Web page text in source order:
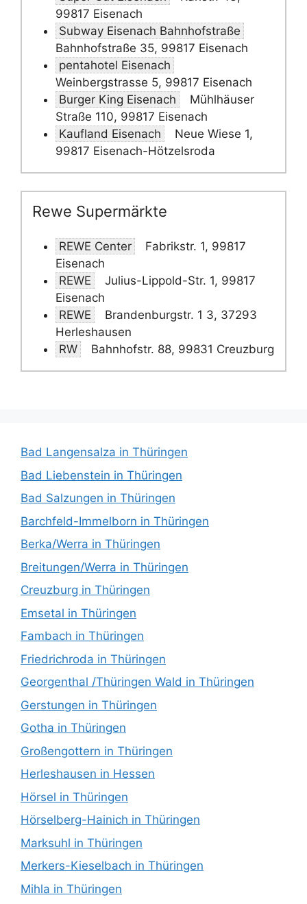
99817 Eisenach
Subway Eisenach Bahnhofstraße
Bahnhofstraße 35, 99817 Eisenach
pentahotel Eisenach
Weinbergstrasse 5, 99817 Eisenach
Burger King Eisenach
Mühlhäuser
Straße 110, 99817 Eisenach
Kaufland Eisenach
Neue Wiese 1,
99817 Eisenach-Hötzelsroda
Rewe Supermärkte
REWE Center
Fabrikstr. 1, 99817
Eisenach
REWE
Julius-Lippold-Str. 1, 99817
Eisenach
REWE
Brandenburgstr. 1 3, 37293
Herleshausen
RW
Bahnhofstr. 88, 99831 Creuzburg
Bad Langensalza in Thüringen
Bad Liebenstein in Thüringen
Bad Salzungen in Thüringen
Barchfeld-Immelborn in Thüringen
Berka/Werra in Thüringen
Breitungen/Werra in Thüringen
Creuzburg in Thüringen
Emsetal in Thüringen
Fambach in Thüringen
Friedrichroda in Thüringen
Georgenthal /Thüringen Wald in Thüringen
Gerstungen in Thüringen
Gotha in Thüringen
Großengottern in Thüringen
Herleshausen in Hessen
Hörsel in Thüringen
Hörselberg-Hainich in Thüringen
Marksuhl in Thüringen
Merkers-Kieselbach in Thüringen
Mihla in Thüringen